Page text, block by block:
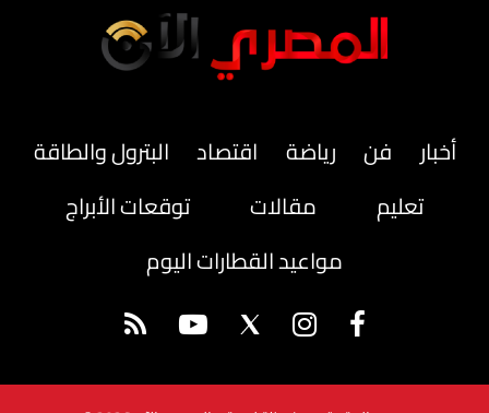
أخبار فن رياضة اقتصاد
البترول والطاقة
تعليم
مقالات
توقعات الأبراج
مواعيد القطارات اليوم